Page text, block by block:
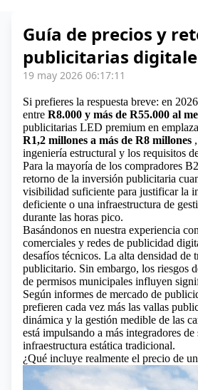
Guía de precios y
publicitarias
19 may 2026 06:17:11
Si prefieres la respuesta breve: en
entre R8.000 y más de R55.000 al
publicitarias LED premium en
R1,2 millones a más de R8 millones
ingeniería estructural y los requisitos
Para la mayoría de los compradores
retorno de la inversión publicitaria
visibilidad suficiente para justificar la
deficiente o una infraestructura de
durante las horas pico.
Basándonos en nuestra experiencia
comerciales y redes de publicidad
desafíos técnicos. La alta densidad
publicitario. Sin embargo, los riesgos
de permisos municipales influyen
Según informes de mercado de
prefieren cada vez más las vallas
dinámica y la gestión medible de las
está impulsando a más integradores
infraestructura estática tradicional.
¿Qué incluye realmente el precio de